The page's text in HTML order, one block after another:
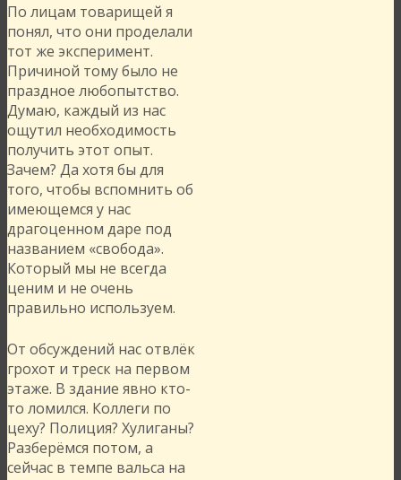
По лицам товарищей я
понял, что они проделали
тот же эксперимент.
Причиной тому было не
праздное любопытство.
Думаю, каждый из нас
ощутил необходимость
получить этот опыт.
Зачем? Да хотя бы для
того, чтобы вспомнить об
имеющемся у нас
драгоценном даре под
названием «свобода».
Который мы не всегда
ценим и не очень
правильно используем.
От обсуждений нас отвлёк
грохот и треск на первом
этаже. В здание явно кто-
то ломился. Коллеги по
цеху? Полиция? Хулиганы?
Разберёмся потом, а
сейчас в темпе вальса на